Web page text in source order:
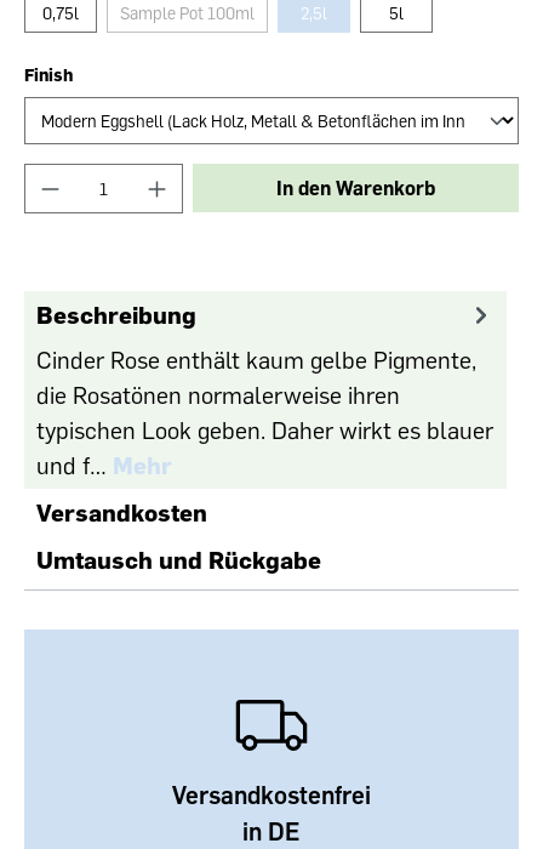
0,75l Sample Pot 100ml 2,5l 5l
Finish
In den Warenkorb
Beschreibung
Cinder Rose enthält kaum gelbe Pigmente,
die Rosatönen normalerweise ihren
typischen Look geben. Daher wirkt es blauer
und f… Mehr
Versandkosten
Umtausch und Rückgabe
Versandkostenfrei
in DE